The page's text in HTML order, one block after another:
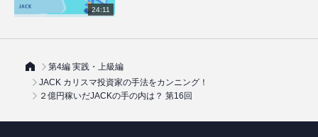
24:11
第4編 実践・上級編
JACK カリスマ投資家の手法をカンニング！
２億円稼いだJACKの手の内は？ 第16回